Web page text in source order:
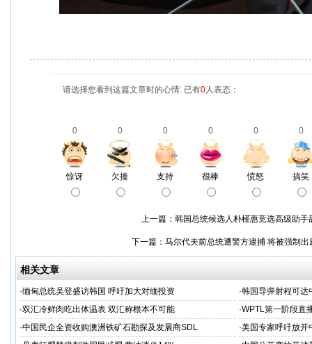
请选择您看到这篇文章时的心情: 已有0人表态：
0 0 0 0 0 0
惊讶 欠揍 支持 很棒 愤怒 搞笑
上一篇： 韩国总统候选人朴槿惠竞选高级助手
下一篇： 马尔代夫前总统遭警方逮捕 将被强制出
相关文章
·缅甸总统吴登盛访韩国 呼吁加大对缅投资 ·韩国导弹射程可达
·双汇冷鲜肉吃出体温表 双汇称根本不可能 ·WPTL第一阶段直
·中国民企全资收购澳洲铁矿石勘探及发展商SDL ·美国专家呼吁放开